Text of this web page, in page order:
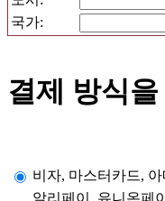
국가:
결제 방식
비자, 마스터카드,